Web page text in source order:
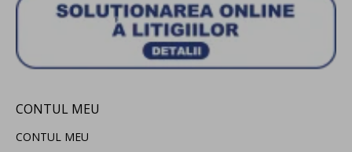
CONTUL MEU
CONTUL MEU